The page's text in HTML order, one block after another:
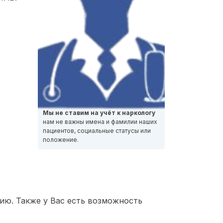
Мы не ставим на учёт к наркологу
нам не важны имена и фамилии наших
пациентов, социальные статусы или
положение.
Также у Вас есть возможность